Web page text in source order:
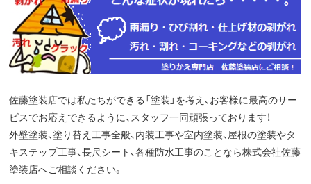
佐藤塗装店では私たちができる「塗装」を考え、お客様に最高のサー
ビスでお応えできるように、スタッフ一同頑張っております！
外壁塗装、塗り替え工事全般、内装工事や室内塗装、屋根の塗装やタ
キステップ工事、長尺シート、各種防水工事のことなら株式会社佐藤
塗装店へご相談ください。